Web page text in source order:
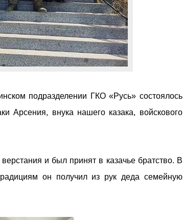
подразделении ГКО «Русь» состоялось
Арсения, внука нашего казака, войскового
и был принят в казачье братство. В
он получил из рук деда семейную